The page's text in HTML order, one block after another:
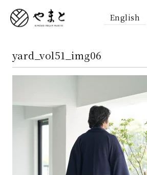
English
yard_vol51_img06